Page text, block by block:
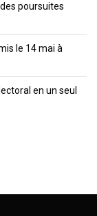
poursuites
le 14 mai à
en un seul